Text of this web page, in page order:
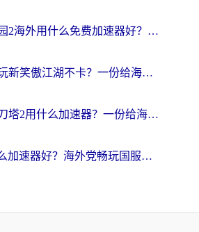
玩崩坏学园2海外用什么免费加速器好？2026海外党亲测国服游戏加速指南
国外如何玩新笑傲江湖不卡？一份给海外游子的终极网络指南
在南非玩刀塔2用什么加速器？一份给海外游子的终极生存指南
Dive用什么加速器好？海外党畅玩国服游戏的终极避坑指南